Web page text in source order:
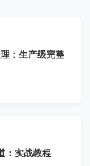
：生产级完整
：实战教程